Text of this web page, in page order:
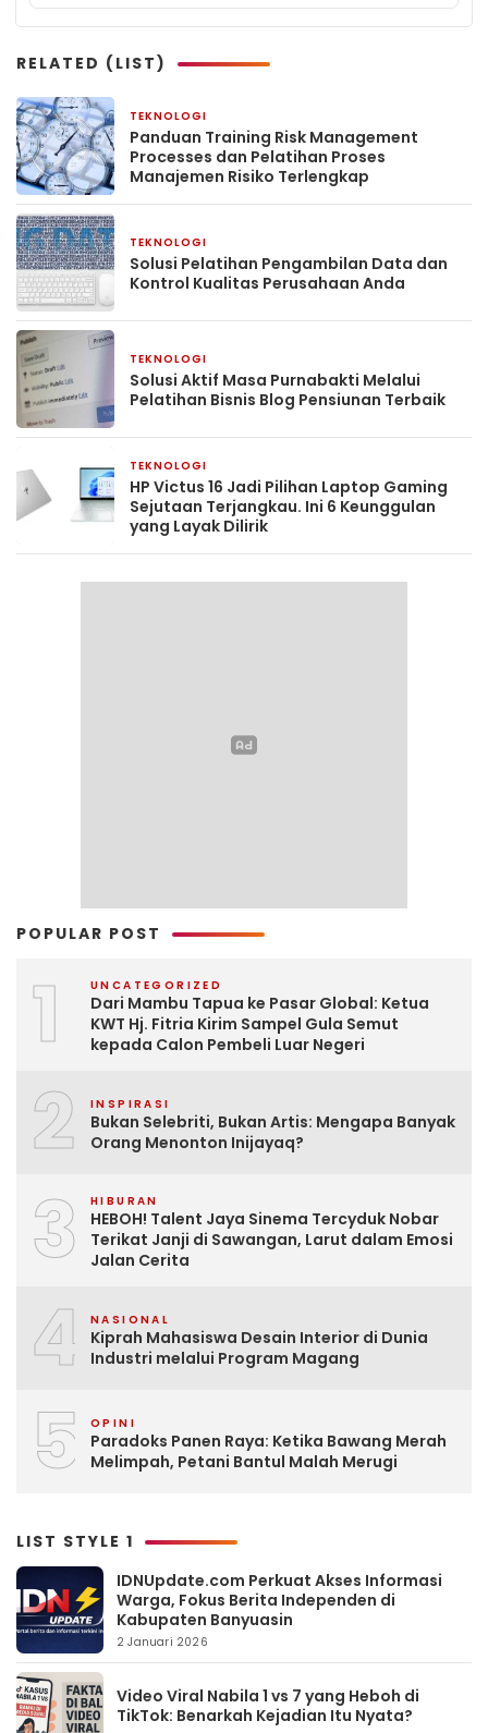
RELATED (LIST)
TEKNOLOGI
Panduan Training Risk Management
Processes dan Pelatihan Proses
Manajemen Risiko Terlengkap
TEKNOLOGI
Solusi Pelatihan Pengambilan Data dan
Kontrol Kualitas Perusahaan Anda
TEKNOLOGI
Solusi Aktif Masa Purnabakti Melalui
Pelatihan Bisnis Blog Pensiunan Terbaik
TEKNOLOGI
HP Victus 16 Jadi Pilihan Laptop Gaming
Sejutaan Terjangkau. Ini 6 Keunggulan
yang Layak Dilirik
POPULAR POST
1 UNCATEGORIZED
Dari Mambu Tapua ke Pasar Global: Ketua
KWT Hj. Fitria Kirim Sampel Gula Semut
kepada Calon Pembeli Luar Negeri
2 INSPIRASI
Bukan Selebriti, Bukan Artis: Mengapa Banyak
Orang Menonton Inijayaq?
3 HIBURAN
HEBOH! Talent Jaya Sinema Tercyduk Nobar
Terikat Janji di Sawangan, Larut dalam Emosi
Jalan Cerita
4 NASIONAL
Kiprah Mahasiswa Desain Interior di Dunia
Industri melalui Program Magang
5 OPINI
Paradoks Panen Raya: Ketika Bawang Merah
Melimpah, Petani Bantul Malah Merugi
LIST STYLE 1
IDNUpdate.com Perkuat Akses Informasi
Warga, Fokus Berita Independen di
Kabupaten Banyuasin
2 Januari 2026
Video Viral Nabila 1 vs 7 yang Heboh di
TikTok: Benarkah Kejadian Itu Nyata?